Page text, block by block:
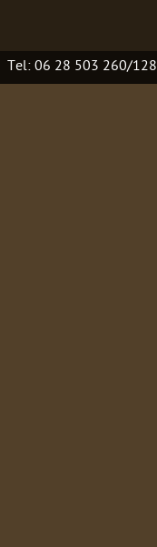
Tel: 06 28 503 260/128